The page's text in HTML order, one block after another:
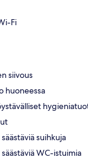
Fi
siivous
huoneessa
suihkuja
WC-istuimia